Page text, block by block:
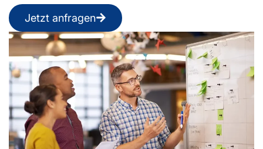
Jetzt anfragen